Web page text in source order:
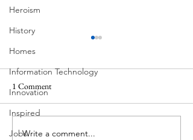
Heroism
History
Homes
Information Technology
Innovation
Inspired
Jobs MODERN-Vietnamese
1 Comment
Write a comment...